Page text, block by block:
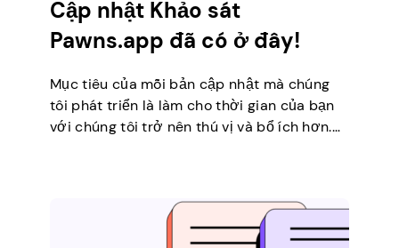
Cập nhật Khảo sát
Pawns.app đã có ở đây!
Mục tiêu của mỗi bản cập nhật mà chúng
tôi phát triển là làm cho thời gian của bạn
với chúng tôi trở nên thú vị và bổ ích hơn.